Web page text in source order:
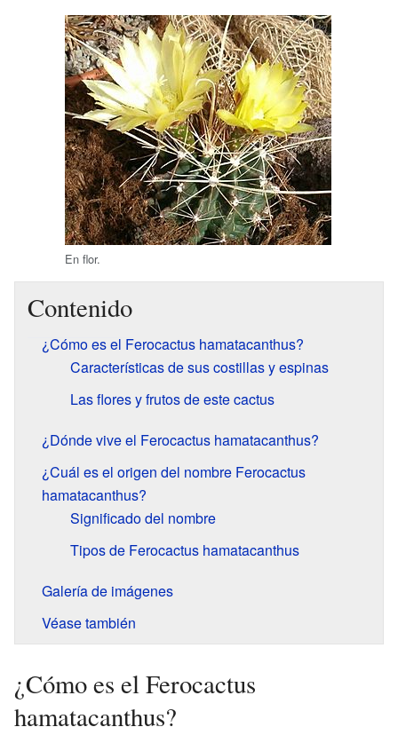
En flor.
Contenido
¿Cómo es el Ferocactus hamatacanthus?
Características de sus costillas y espinas
Las flores y frutos de este cactus
¿Dónde vive el Ferocactus hamatacanthus?
¿Cuál es el origen del nombre Ferocactus
hamatacanthus?
Significado del nombre
Tipos de Ferocactus hamatacanthus
Galería de imágenes
Véase también
¿Cómo es el Ferocactus
hamatacanthus?